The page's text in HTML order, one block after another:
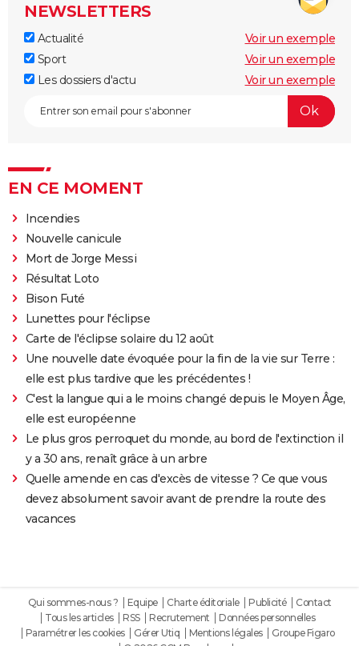
NEWSLETTERS
Actualité
Voir un exemple
Sport
Voir un exemple
Les dossiers d'actu
Voir un exemple
EN CE MOMENT
Incendies
Nouvelle canicule
Mort de Jorge Messi
Résultat Loto
Bison Futé
Lunettes pour l'éclipse
Carte de l'éclipse solaire du 12 août
Une nouvelle date évoquée pour la fin de la vie sur Terre :
elle est plus tardive que les précédentes !
C'est la langue qui a le moins changé depuis le Moyen Âge,
elle est européenne
Le plus gros perroquet du monde, au bord de l'extinction il
y a 30 ans, renaît grâce à un arbre
Quelle amende en cas d'excès de vitesse ? Ce que vous
devez absolument savoir avant de prendre la route des
vacances
Qui sommes-nous ? Equipe Charte éditoriale Publicité
Contact
Tous les articles
RSS Recrutement
Données personnelles
Paramétrer les cookies
Gérer Utiq Mentions légales
Groupe Figaro